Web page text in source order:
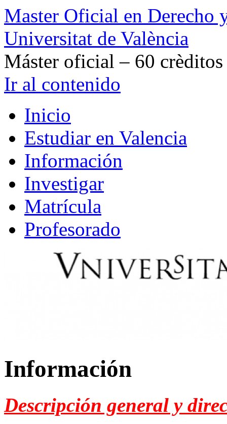
Master Oficial en Derecho
Universitat de València
Máster oficial – 60
Ir al contenido
Inicio
Estudiar en Valencia
Información
Investigar
Matrícula
Profesorado
Información
Descripción general y